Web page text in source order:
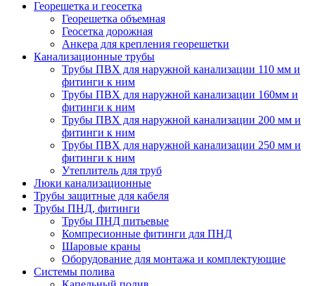
Георешетка и геосетка
Георешетка объемная
Геосетка дорожная
Анкера для крепления георешетки
Канализационные трубы
Трубы ПВХ для наружной канализации 110 мм и
фитинги к ним
Трубы ПВХ для наружной канализации 160мм и
фитинги к ним
Трубы ПВХ для наружной канализации 200 мм и
фитинги к ним
Трубы ПВХ для наружной канализации 250 мм и
фитинги к ним
Утеплитель для труб
Люки канализационные
Трубы защитные для кабеля
Трубы ПНД, фитинги
Трубы ПНД питьевые
Компресионные фитинги для ПНД
Шаровые краны
Оборудование для монтажа и комплектующие
Системы полива